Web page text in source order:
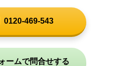
0120-469-543
ームで問合せする